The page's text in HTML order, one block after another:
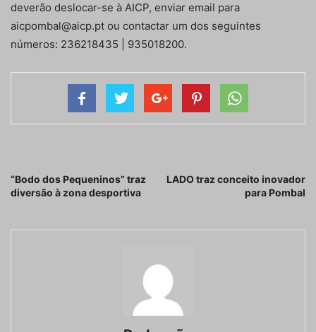
deverão deslocar-se à AICP, enviar email para
aicpombal@aicp.pt ou contactar um dos seguintes
números: 236218435 | 935018200.
“Bodo dos Pequeninos” traz
diversão à zona desportiva
LADO traz conceito inovador
para Pombal